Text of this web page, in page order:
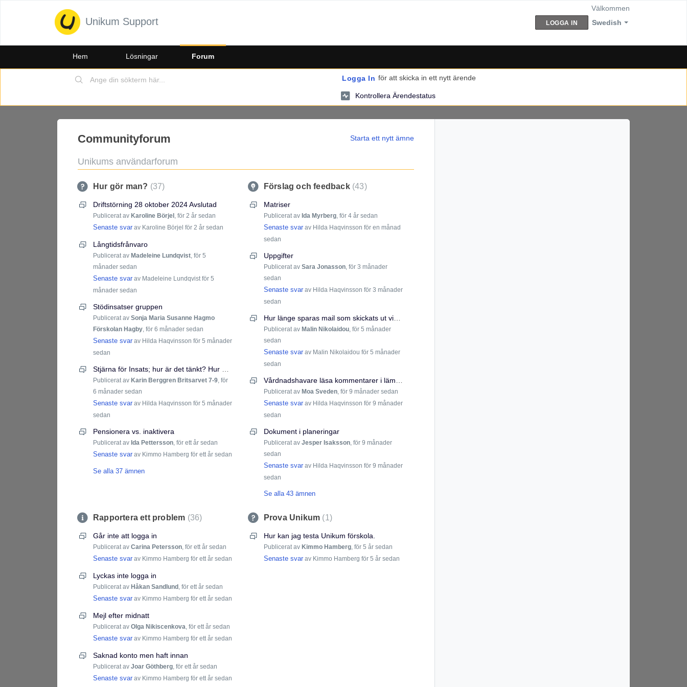
Unikum Support Swedish
Välkommen
LOGGA IN
Hem Lösningar Forum
Logga In för att skicka in ett nytt ärende
Kontrollera Ärendestatus
Communityforum Starta ett nytt ämne
Unikums användarforum
Hur gör man? 37
Driftstörning 28 oktober 2024 Avslutad
Publicerat av Karoline Börjel , för 2 år sedan
Senaste svar av Karoline Börjel för 2 år sedan
Långtidsfrånvaro
Publicerat av Madeleine Lundqvist, för 5
månader sedan
Senaste svar av Madeleine Lundqvistför 5
månader sedan
Stödinsatser gruppen
Publicerat av Sonja Maria Susanne Hagmo
Förskolan Hagby, för 6 månader sedan
Senaste svar av Hilda Haqvinsson för 5 månader
sedan
Publicerat av Karin Berggren Britsarvet 7-9, för
6 månader sedan
Senaste svar av Hilda Haqvinsson för 5 månader
sedan
Pensionera vs. inaktivera
Publicerat av Ida Pettersson, för ett år sedan
Senaste svar av Kimmo Hamberg för ett år sedan
Se alla 37 ämnen
Förslag och feedback 43
Matriser
Publicerat av Ida Myrberg, för 4 år sedan
Senaste svarav Hilda Haqvinsson för en månad
sedan
Uppgifter
Publicerat av Sara Jonasson, för 3 månader
sedan
Senaste svarav Hilda Haqvinsson för 3 månader
sedan
Hur länge sparas mail som skickats ut via Unikum till VH?
Publicerat av Malin Nikolaidou, för 5 månader
sedan
Senaste svarav Malin Nikolaidou för 5 månader
sedan
Publicerat av Moa Sveden, för 9 månader sedan
Senaste svarav Hilda Haqvinsson för 9 månader
sedan
Dokument i planeringar
Publicerat av Jesper Isaksson, för 9 månader
sedan
Senaste svarav Hilda Haqvinsson för 9 månader
sedan
Se alla 43 ämnen
Rapportera ett problem 36
Går inte att logga in
Publicerat av Carina Petersson, för ett år sedan
Senaste svar av Kimmo Hamberg för ett år sedan
Lyckas inte logga in
Publicerat av Håkan Sandlund , för ett år sedan
Senaste svar av Kimmo Hamberg för ett år sedan
Mejl efter midnatt
Publicerat av Olga Nikiscenkova, för ett år sedan
Senaste svar av Kimmo Hamberg för ett år sedan
Saknad konto men haft innan
Publicerat av Joar Göthberg, för ett år sedan
Senaste svar av Kimmo Hamberg för ett år sedan
Prova Unikum 1
Hur kan jag testa Unikum förskola.
Publicerat av Kimmo Hamberg, för 5 år sedan
Senaste svarav Kimmo Hamberg för 5 år sedan